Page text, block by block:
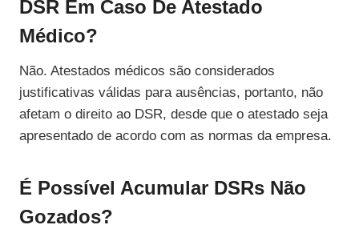
DSR Em Caso De Atestado
Médico?
Não. Atestados médicos são considerados
justificativas válidas para ausências, portanto, não
afetam o direito ao DSR, desde que o atestado seja
apresentado de acordo com as normas da empresa.
É Possível Acumular DSRs Não
Gozados?